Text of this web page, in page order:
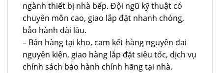
ngành thiết bị nhà bếp. Đội ngũ kỹ thuật có
chuyên môn cao, giao lắp đặt nhanh chóng,
bảo hành dài lâu.
– Bán hàng tại kho, cam kết hàng nguyên đai
nguyên kiện, giao hàng lắp đặt siêu tốc, dịch vụ
chính sách bảo hành chính hãng tại nhà.